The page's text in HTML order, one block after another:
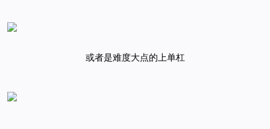
或者是难度大点的上单杠